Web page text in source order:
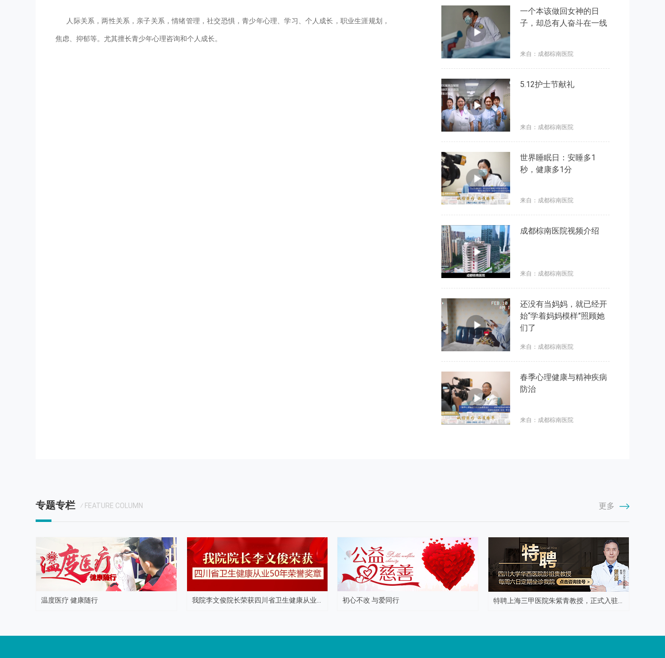
人际关系，两性关系，亲子关系，情绪管理，社交恐惧，青少年心理、学习、个人成长，职业生涯规划，
焦虑、抑郁等。尤其擅长青少年心理咨询和个人成长。
一个本该做回女神的日
子，却总有人奋斗在一线
来自：成都棕南医院
5.12护士节献礼
来自：成都棕南医院
世界睡眠日：安睡多1
秒，健康多1分
来自：成都棕南医院
成都棕南医院视频介绍
来自：成都棕南医院
还没有当妈妈，就已经开
始“学着妈妈模样”照顾她
们了
来自：成都棕南医院
春季心理健康与精神疾病
防治
来自：成都棕南医院
专题专栏 ⁄ FEATURE COLUMN 更多
温度医疗 健康随行 我院李文俊院长荣获四川省卫生健康从业... 初心不改 与爱同行 特聘上海三甲医院朱紫青教授，正式入驻...